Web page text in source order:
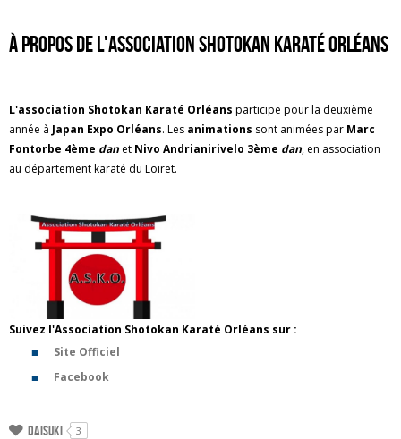
à propos de l'Association Shotokan Karaté Orléans
L'association Shotokan Karaté Orléans participe pour la deuxième
année à Japan Expo Orléans. Les animations sont animées par Marc
Fontorbe 4ème dan et Nivo Andrianirivelo 3ème dan, en association
au département karaté du Loiret.
Suivez l'Association Shotokan Karaté Orléans sur :
Site Officiel
Facebook
Daisuki 3